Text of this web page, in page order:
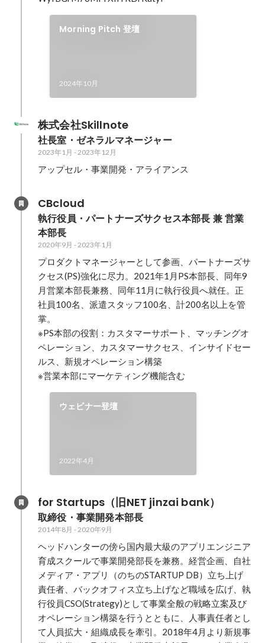
Morning Pitch 登壇
2024年10月
株式会社Skillnote
社長室・ゼネラルマネージャー
2023年1月 -2023年12月
アップセル・事業開発・アライアンス
CBcloud
執行役員・パートナーズサクセス本部長 兼 営業
本部長
2020年9月 -2023年1月
プロダクトマネージャーとして参画、パートナーズサ
クセス(PS)強化に尽力。2021年1月PS本部長、同年9
月営業本部長兼務、同年11月に執行役員へ就任。正
社員100名、派遣スタッフ100名、計200名以上を管
掌。
※PS本部の役割：カスタマーサポート、マッチングオ
ペレーション、カスタマーサクセス、インサイドセー
ルス、新規オペレーション構築
※営業本部にマーケティング機能含む
ウェビナー登壇
2022年4月
for Startups（旧NET jinzai bank）
取締役・事業開発本部長
2014年8月 -2020年9月
ヘッドハンターの傍ら国内最大級のアプリエンジニア
育成スクールで事業開発部長を兼務。経営企画、自社
メディア・アプリ（のちのSTARTUP DB）立ち上げ
責任者、バックオフィス立ち上げなど職域を広げ、執
行役員CSO(Strategy)として事業全般の戦略立案及び
オペレーション構築を行うとともに、人事責任者とし
て人員拡大・組織成長を牽引。2018年4月より新規事